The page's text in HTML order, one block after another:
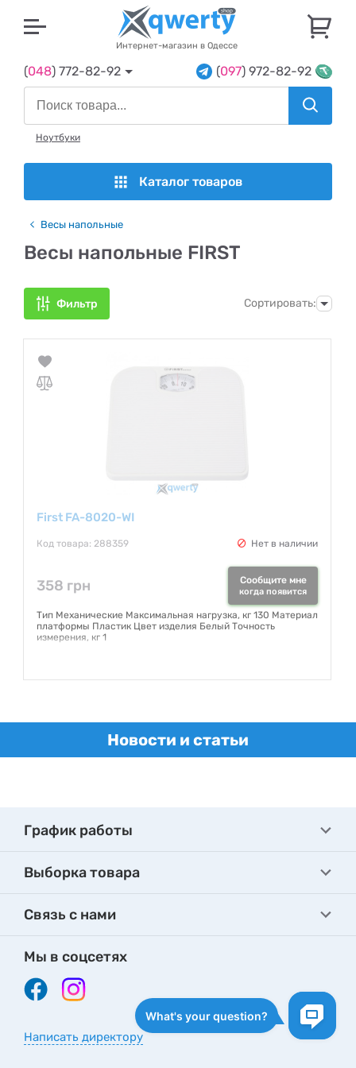
Интернет-магазин в Одессе
(048) 772-82-92 (097) 972-82-92
Ноутбуки
Каталог товаров
Весы напольные
Весы напольные FIRST
Фильтр Сортировать:
First FA-8020-WI
Код товара: 288359 Нет в наличии
358 грн Сообщите мне
когда появится
Тип Механические Максимальная нагрузка, кг 130 Материал
платформы Пластик Цвет изделия Белый Точность
измерения, кг 1
Новости и статьи
График работы
Выборка товара
Связь с нами
Мы в соцсетях
Написать директору